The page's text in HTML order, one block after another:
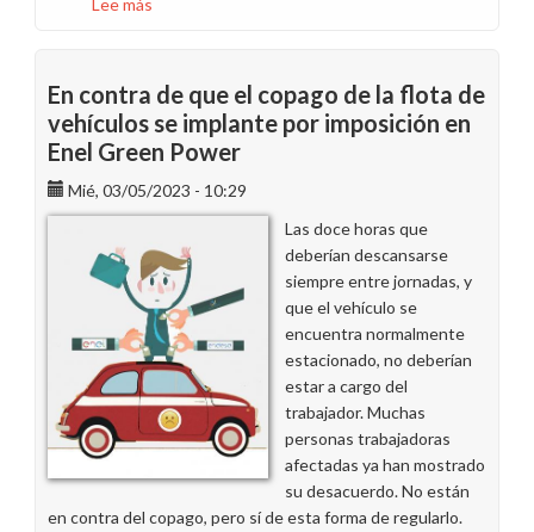
Lee más
ilegalidad
de
las
elecciones
de
Enel
Power
en
Borbolla
(Sevilla)
el
5
de
junio
En contra de que el copago de la flota de
vehículos se implante por imposición en
Enel Green Power
Mié, 03/05/2023 - 10:29
Las doce horas que
deberían descansarse
siempre entre jornadas, y
que el vehículo se
encuentra normalmente
estacionado, no deberían
estar a cargo del
trabajador. Muchas
personas trabajadoras
afectadas ya han mostrado
su desacuerdo. No están
en contra del copago, pero sí de esta forma de regularlo.